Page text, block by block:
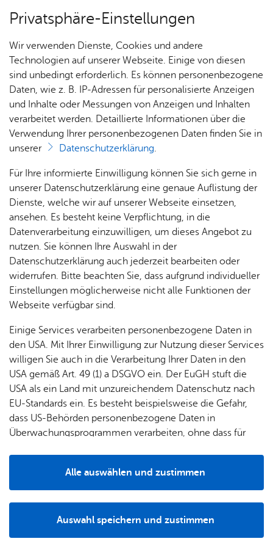
Heute
Start­sei­te
Alle Ter­mi­ne
Erweiterte Suche
Fil­ter lö­schen
Such­ergeb­nis­se für „schlem­mer­
markt“
– , Ade­nau­er­platz
Schlem­mer­markt
Sams­tag, 15. Au­gust 2026 , 09:00 Uhr – 13:00 Uhr
Sams­tag, 22. Au­gust 2026, 09:00 Uhr – 13:00 Uhr, Ade­nau­er­platz
TOP Schlem­mer­markt
Privatsphäre-Einstellungen
Wir verwenden Dienste, Cookies und andere
Technologien auf unserer Webseite. Einige von diesen
sind unbedingt erforderlich. Es können personenbezogene
Daten, wie z. B. IP-Adressen für personalisierte Anzeigen
und Inhalte oder Messungen von Anzeigen und Inhalten
verarbeitet werden. Detaillierte Informationen über die
Verwendung Ihrer personenbezogenen Daten finden Sie in
unserer
Datenschutzerklärung.
Für Ihre informierte Einwilligung können Sie sich gerne in
unserer Datenschutzerklärung eine genaue Auflistung der
Dienste, welche wir auf unserer Webseite einsetzen,
ansehen. Es besteht keine Verpflichtung, in die
Datenverarbeitung einzuwilligen, um dieses Angebot zu
nutzen. Sie können Ihre Auswahl in der
Datenschutzerklärung auch jederzeit bearbeiten oder
widerrufen. Bitte beachten Sie, dass aufgrund individueller
Einstellungen möglicherweise nicht alle Funktionen der
Webseite verfügbar sind.
Einige Services verarbeiten personenbezogene Daten in
den USA. Mit Ihrer Einwilligung zur Nutzung dieser Services
willigen Sie auch in die Verarbeitung Ihrer Daten in den
USA gemäß Art. 49 (1) a DSGVO ein. Der EuGH stuft die
USA als ein Land mit unzureichendem Datenschutz nach
EU-Standards ein. Es besteht beispielsweise die Gefahr,
dass US-Behörden personenbezogene Daten in
Überwachungsprogrammen verarbeiten, ohne dass für
Auswahl speichern und zustimmen
Alle auswählen und zustimmen